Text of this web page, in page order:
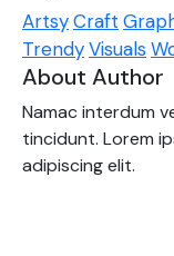
ArtsyCraft
TrendyVisuals
About Author
Namac interdum
tincidunt. Lorem
adipiscing elit.